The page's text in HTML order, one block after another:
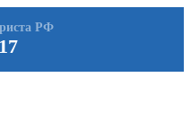
РФ